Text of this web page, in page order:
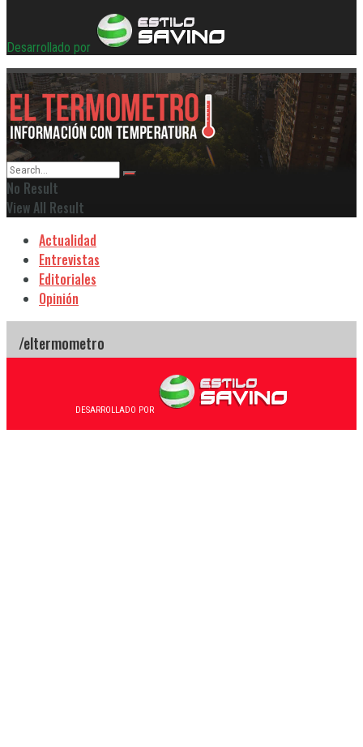
Desarrollado por
No Result
View All Result
Actualidad
Entrevistas
Editoriales
Opinión
DESARROLLADO POR